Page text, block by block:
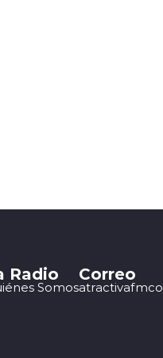
Radio
Somos
Correo